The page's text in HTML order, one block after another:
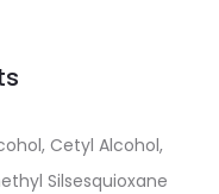
Cetyl Alcohol,
Silsesquioxane